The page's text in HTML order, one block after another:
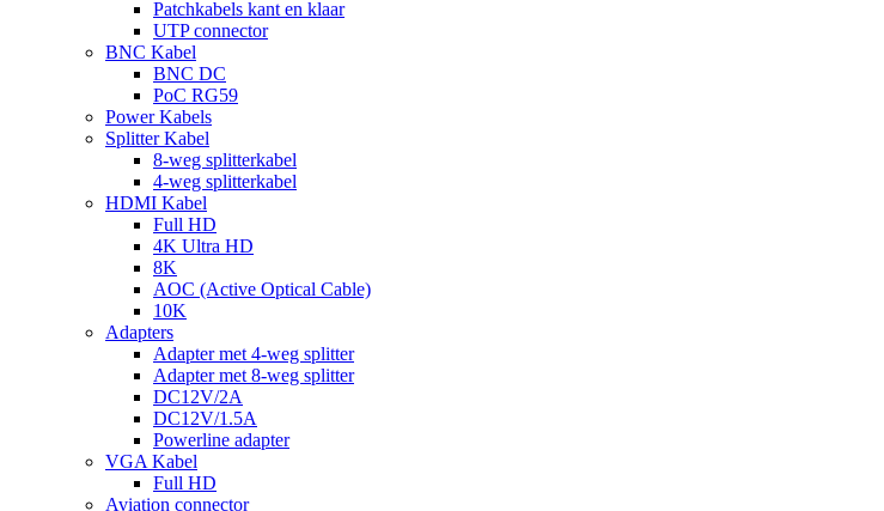
Patchkabels kant en klaar
UTP connector
BNC Kabel
BNC DC
PoC RG59
Power Kabels
Splitter Kabel
8-weg splitterkabel
4-weg splitterkabel
HDMI Kabel
Full HD
4K Ultra HD
8K
AOC (Active Optical Cable)
10K
Adapters
Adapter met 4-weg splitter
Adapter met 8-weg splitter
DC12V/2A
DC12V/1.5A
Powerline adapter
VGA Kabel
Full HD
Aviation connector